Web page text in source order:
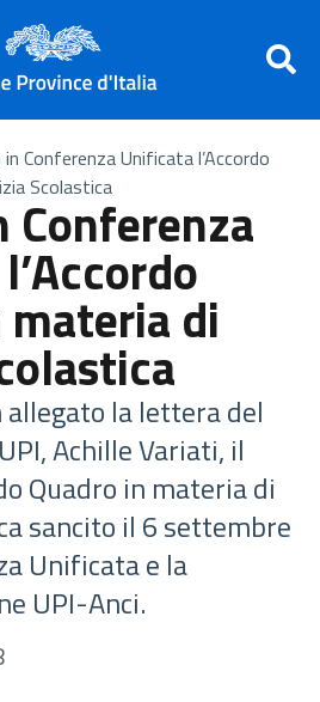
Conferenza Unificata l’Accordo
Scolastica
Conferenza
di
la lettera del
Achille Variati, il
Quadro in materia di
sancito il 6 settembre
Unificata e la
UPI-Anci.